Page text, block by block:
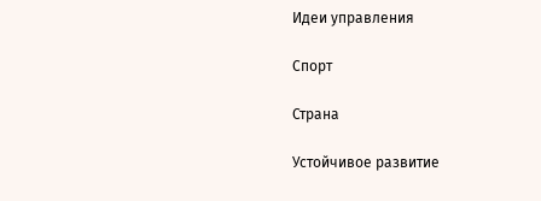
Идеи управления
Спорт
Страна
Устойчивое развитие